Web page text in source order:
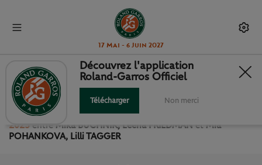
17 Mai - 6 Juin 2027
1ER TOUR DOUBLE FILLES
Revivez le match du 1er Tour Double Filles Roland Garros
2025 entre Mika BUCHNIK, Leena FRIEDMAN et Mia
POHANKOVA, Lilli TAGGER
Découvrez l'application
Roland-Garros Officiel
Télécharger Non merci